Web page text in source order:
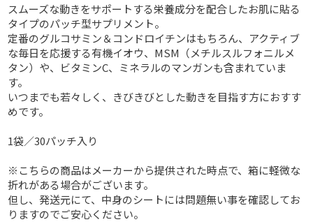
スムーズな動きをサポートする栄養成分を配合したお肌に貼る
タイプのパッチ型サプリメント。
定番のグルコサミン＆コンドロイチンはもちろん、アクティブ
な毎日を応援する有機イオウ、MSM（メチルスルフォニルメ
タン）や、ビタミンC、ミネラルのマンガンも含まれていま
す。
いつまでも若々しく、きびきびとした動きを目指す方におすす
めです。
1袋／30パッチ入り
※こちらの商品はメーカーから提供された時点で、箱に軽微な
折れがある場合がございます。
但し、発送元にて、中身のシートには問題無い事を確認してお
りますのでご安心ください。